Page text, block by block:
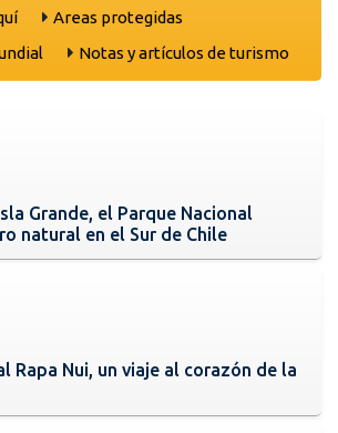
Areas protegidas
Notas y artículos de turismo
Grande, el Parque Nacional
natural en el Sur de Chile
Rapa Nui, un viaje al corazón de la